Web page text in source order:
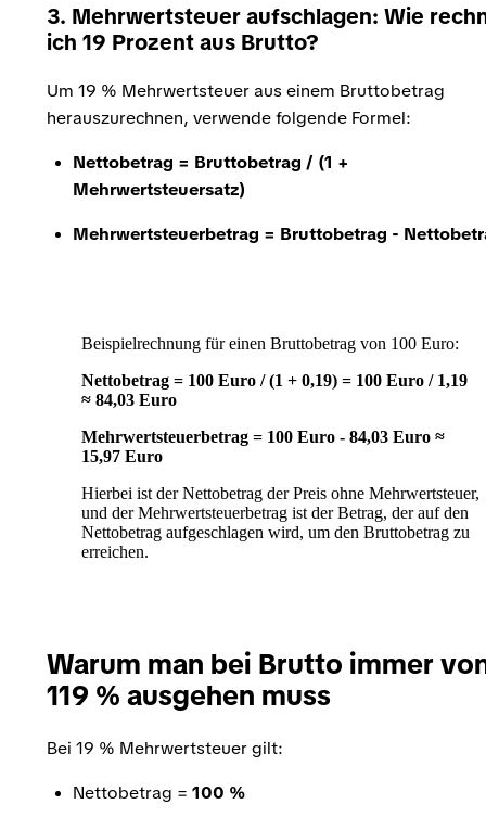
3. Mehrwertsteuer aufschlagen: Wie
ich 19 Prozent aus Brutto?
Um 19 % Mehrwertsteuer aus einem Bruttobetrag
herauszurechnen, verwende folgende Formel:
Nettobetrag = Bruttobetrag / (1 +
Mehrwertsteuersatz)
Mehrwertsteuerbetrag = Bruttobetrag -
Beispielrechnung für einen Bruttobetrag von 100 Euro:
Nettobetrag = 100 Euro / (1 + 0,19) = 100 Euro / 1,19
≈ 84,03 Euro
Mehrwertsteuerbetrag = 100 Euro - 84,03 Euro ≈
15,97 Euro
Hierbei ist der Nettobetrag der Preis ohne Mehrwertsteuer,
und der Mehrwertsteuerbetrag ist der Betrag, der auf den
Nettobetrag aufgeschlagen wird, um den Bruttobetrag zu
erreichen.
Warum man bei Brutto immer
119 % ausgehen muss
Bei 19 % Mehrwertsteuer gilt:
Nettobetrag = 100 %